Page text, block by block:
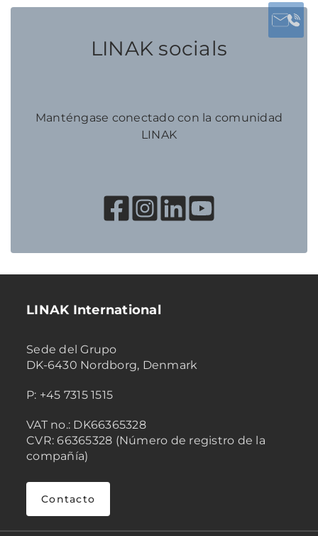
LINAK socials
Manténgase conectado con la comunidad
LINAK
LINAK International
Sede del Grupo
DK-6430 Nordborg, Denmark
P: +45 7315 1515
VAT no.: DK66365328
CVR: 66365328 (Número de registro de la
compañía)
Contacto